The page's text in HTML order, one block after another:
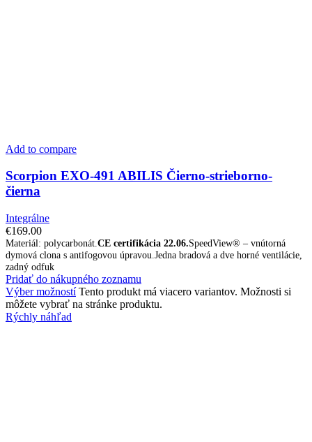
Add to compare
Scorpion EXO-491 ABILIS Čierno-strieborno-
čierna
Integrálne
€169.00
Materiál: polycarbonát. CE certifikácia 22.06.SpeedView® – vnútorná
dymová clona s antifogovou úpravou.Jedna bradová a dve horné ventilácie,
zadný odfuk
Pridať do nákupného zoznamu
Výber možností Tento produkt má viacero variantov. Možnosti si
môžete vybrať na stránke produktu.
Rýchly náhľad